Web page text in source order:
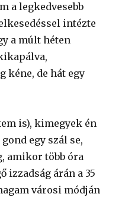
a legkedvesebb
intézte
a múlt héten
kéne, de hát egy
is), kimegyek én
egy szál se,
amikor több óra
izzadság árán a 35
városi módján